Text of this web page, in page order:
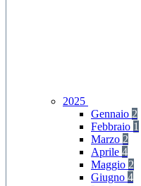
2025
Gennaio 2
Febbraio 1
Marzo 2
Aprile 4
Maggio 2
Giugno 4